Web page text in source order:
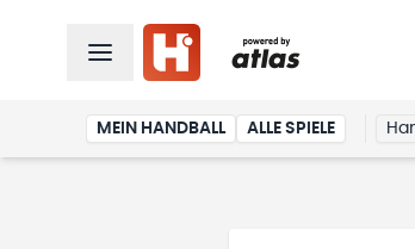
MEIN HANDBALL ALLE SPIELE